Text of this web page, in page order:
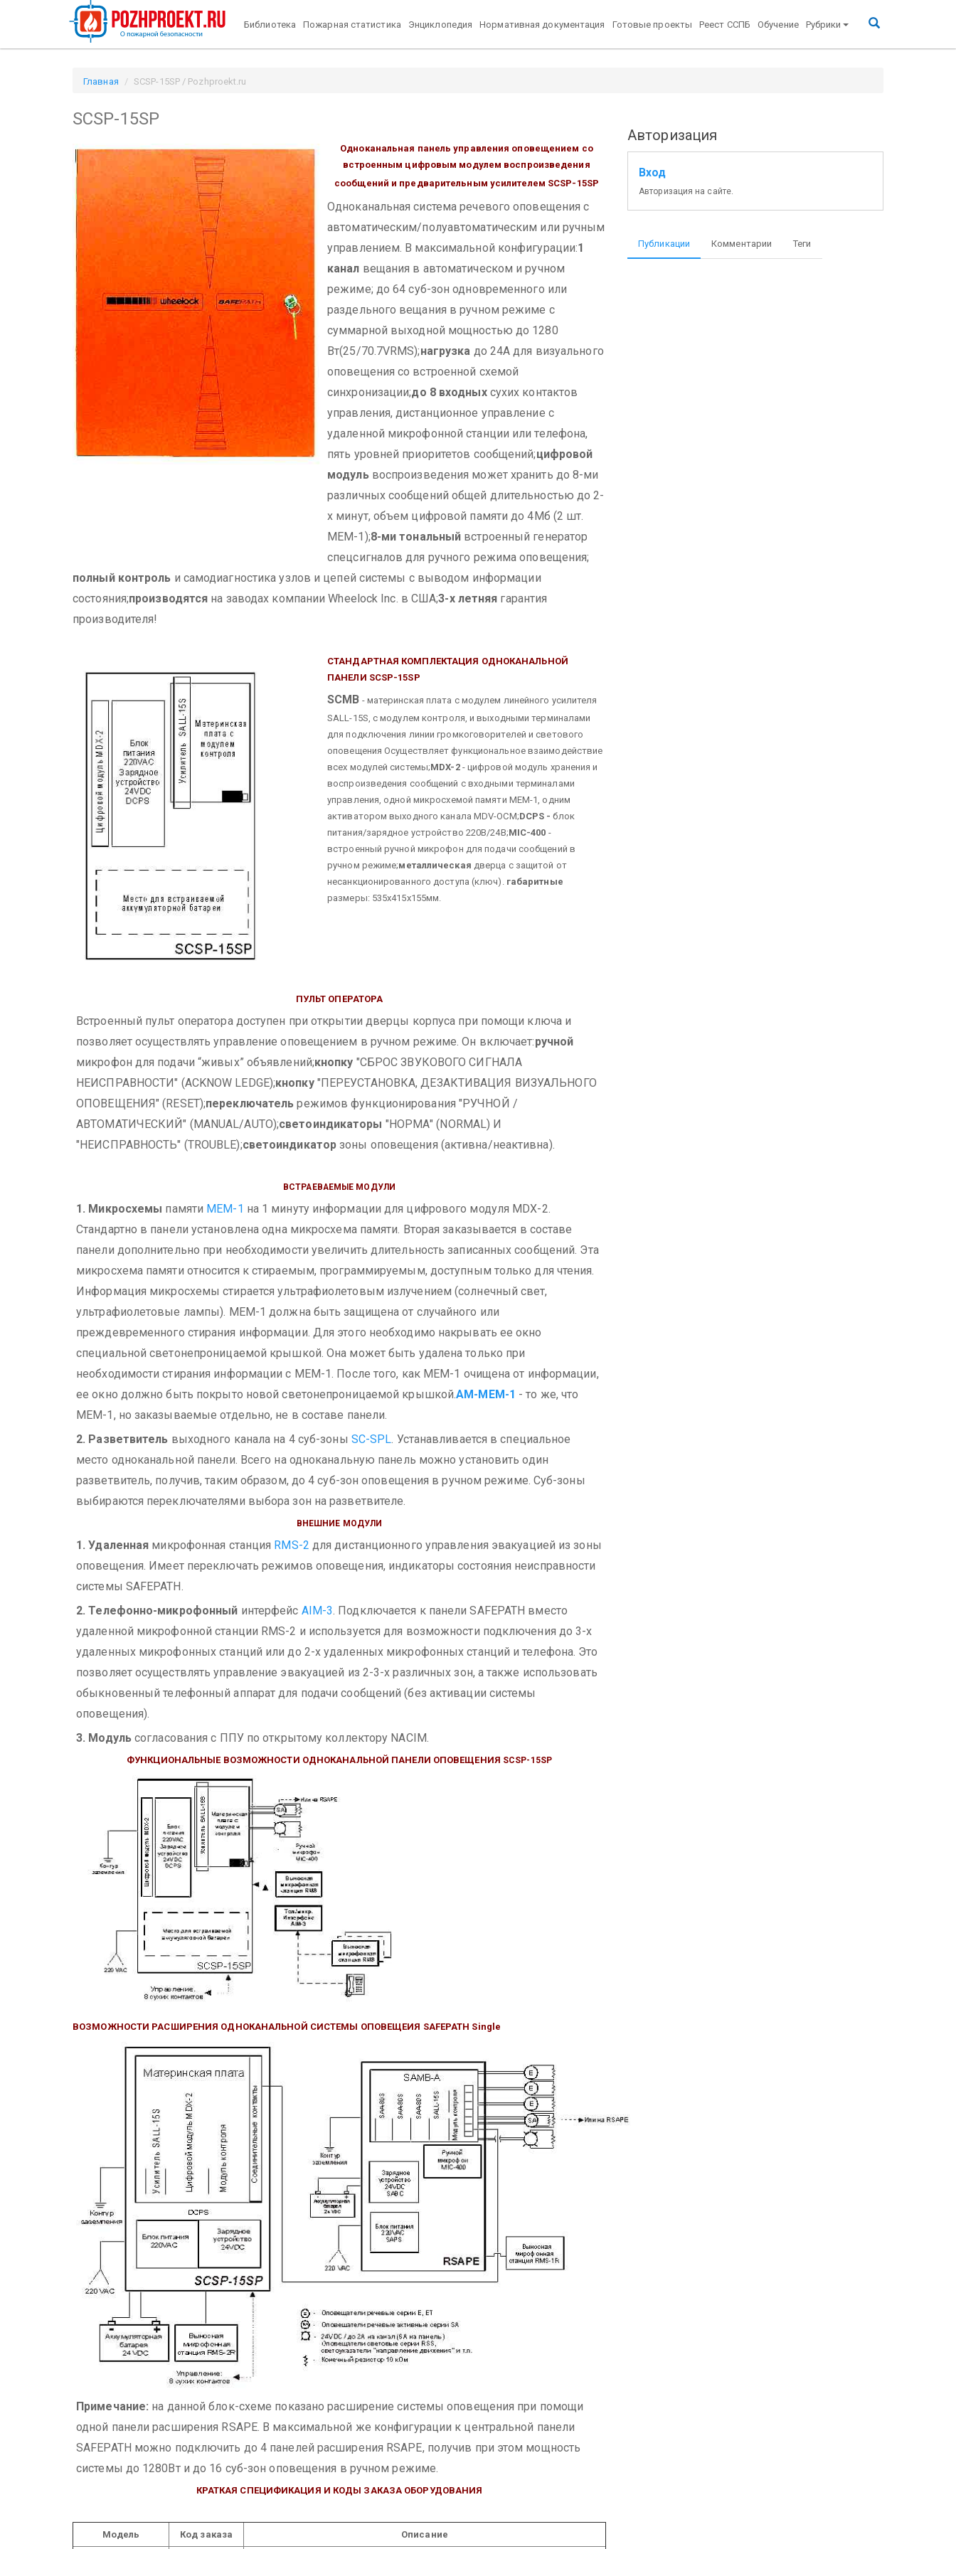
Библиотека Пожарная статистика Энциклопедия Нормативная документация Готовые проекты Реест ССПБ Обучение Рубрики
Главная SCSP-15SP / Pozhproekt.ru
SCSP-15SP
Одноканальная панель управления оповещением со
встроенным цифровым модулем воспроизведения
сообщений и предварительным усилителем SCSP-15SP
Одноканальная система речевого оповещения с
автоматическим/полуавтоматическим или ручным
управлением. В максимальной конфигурации:1
канал вещания в автоматическом и ручном
режиме; до 64 суб-зон одновременного или
раздельного вещания в ручном режиме с
суммарной выходной мощностью до 1280
Вт(25/70.7VRMS);нагрузка до 24А для визуального
оповещения со встроенной схемой
синхронизации;до 8 входныхсухих контактов
управления, дистанционное управление с
удаленной микрофонной станции или телефона,
пять уровней приоритетов сообщений;цифровой
модульвоспроизведения может хранить до 8-ми
различных сообщений общей длительностью до 2-
х минут, объем цифровой памяти до 4Мб (2 шт.
МЕМ-1);8-ми тональный встроенный генератор
спецсигналов для ручного режима оповещения;
полный контроль и самодиагностика узлов и цепей системы с выводом информации
состояния;производятся на заводах компании Wheelock Inc. в США;3-х летняя гарантия
производителя!
СТАНДАРТНАЯ КОМПЛЕКТАЦИЯ ОДНОКАНАЛЬНОЙ
ПАНЕЛИ SCSP-15SP
SCMB - материнская плата с модулем линейного усилителя
SALL-15S, с модулем контроля, и выходными терминалами
для подключения линии громкоговорителей и светового
оповещения Осуществляет функциональное взаимодействие
всех модулей системы;MDX-2 - цифровой модуль хранения и
воспроизведения сообщений с входными терминалами
управления, одной микросхемой памяти МЕМ-1, одним
активатором выходного канала MDV-ОСM;DCPS -блок
питания/зарядное устройство 220В/24В;MIC-400 -
встроенный ручной микрофон для подачи сообщений в
ручном режиме;металлическая дверца с защитой от
несанкционированного доступа (ключ). габаритные
размеры: 535х415х155мм.
ПУЛЬТ ОПЕРАТОРА
Встроенный пульт оператора доступен при открытии дверцы корпуса при помощи ключа и
позволяет осуществлять управление оповещением в ручном режиме. Он включает:ручной
микрофон для подачи “живых” объявлений;кнопку "СБРОС ЗВУКОВОГО СИГНАЛА
НЕИСПРАВНОСТИ" (ACKNOW LEDGE);кнопку"ПЕРЕУСТАНОВКА, ДЕЗАКТИВАЦИЯ ВИЗУАЛЬНОГО
ОПОВЕЩЕНИЯ" (RESET);переключатель режимов функционирования "РУЧНОЙ /
АВТОМАТИЧЕСКИЙ" (MANUAL/AUTO);светоиндикаторы "НОРМА" (NORMAL) И
"НЕИСПРАВНОСТЬ" (TROUBLE);светоиндикатор зоны оповещения (активна/неактивна).
ВСТРАЕВАЕМЫЕ МОДУЛИ
1. Микросхемы памяти MEM-1 на 1 минуту информации для цифрового модуля MDХ-2.
Стандартно в панели установлена одна микросхема памяти. Вторая заказывается в составе
панели дополнительно при необходимости увеличить длительность записанных сообщений. Эта
микросхема памяти относится к стираемым, программируемым, доступным только для чтения.
Информация микросхемы стирается ультрафиолетовым излучением (солнечный свет,
ультрафиолетовые лампы). МЕМ-1 должна быть защищена от случайного или
преждевременного стирания информации. Для этого необходимо накрывать ее окно
специальной светонепроницаемой крышкой. Она может быть удалена только при
необходимости стирания информации с МЕМ-1. После того, как МЕМ-1 очищена от информации,
ее окно должно быть покрыто новой светонепроницаемой крышкой.АМ-МЕМ-1 - то же, что
МЕМ-1, но заказываемые отдельно, не в составе панели.
2. Разветвитель выходного канала на 4 суб-зоны SC-SPL Устанавливается в специальное
место одноканальной панели. Всего на одноканальную панель можно установить один
разветвитель, получив, таким образом, до 4 суб-зон оповещения в ручном режиме. Суб-зоны
выбираются переключателями выбора зон на разветвителе.
ВНЕШНИЕ МОДУЛИ
1. Удаленная микрофонная станция RMS-2 для дистанционного управления эвакуацией из зоны
оповещения. Имеет переключать режимов оповещения, индикаторы состояния неисправности
системы SAFEPATH.
2. Телефонно-микрофонный интерфейс AIM-3 Подключается к панели SAFEPATH вместо
удаленной микрофонной станции RMS-2 и используется для возможности подключения до 3-х
удаленных микрофонных станций или до 2-х удаленных микрофонных станций и телефона. Это
позволяет осуществлять управление эвакуацией из 2-3-х различных зон, а также использовать
обыкновенный телефонный аппарат для подачи сообщений (без активации системы
оповещения).
3. Модульсогласования с ППУ по открытому коллектору NACIM.
ФУНКЦИОНАЛЬНЫЕ ВОЗМОЖНОСТИ ОДНОКАНАЛЬНОЙ ПАНЕЛИ ОПОВЕЩЕНИЯ SCSP-15SP
ВОЗМОЖНОСТИ РАСШИРЕНИЯ ОДНОКАНАЛЬНОЙ СИСТЕМЫ ОПОВЕЩЕИЯ SAFEPATH Single
Примечание: на данной блок-схеме показано расширение системы оповещения при помощи
одной панели расширения RSAPE. В максимальной же конфигурации к центральной панели
SAFEPATH можно подключить до 4 панелей расширения RSAPE, получив при этом мощность
системы до 1280Вт и до 16 суб-зон оповещения в ручном режиме.
КРАТКАЯ СПЕЦИФИКАЦИЯ И КОДЫ ЗАКАЗА ОБОРУДОВАНИЯ
Модель Код заказа Описание
Авторизация
Вход
Авторизация на сайте.
Публикации Комментарии Теги